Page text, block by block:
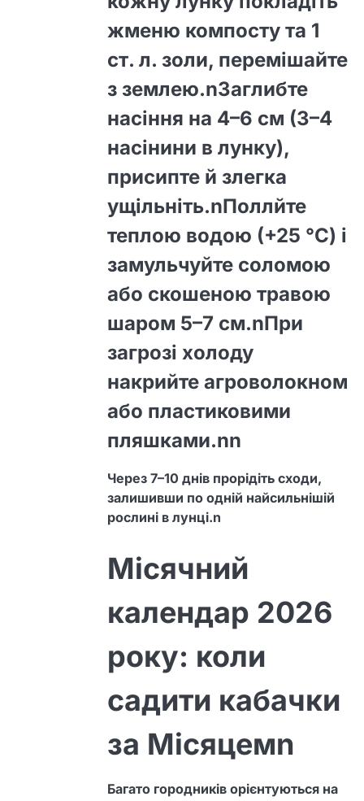
жменю компосту та 1
ст. л. золи, перемішайте
з землею.nЗаглибте
насіння на 4–6 см (3–4
насінини в лунку),
присипте й злегка
ущільніть.nПоллйте
теплою водою (+25 °C) і
замульчуйте соломою
або скошеною травою
шаром 5–7 см.nПри
загрозі холоду
накрийте агроволокном
або пластиковими
пляшками.nn
Через 7–10 днів прорідіть сходи,
залишивши по одній найсильнішій
рослині в лунці.n
Місячний
календар 2026
року: коли
садити кабачки
за Місяцемn
Багато городників орієнтуються на